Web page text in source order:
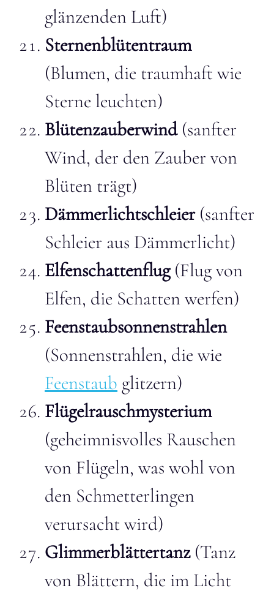
glänzenden Luft)
Sternenblütentraum
(Blumen, die traumhaft wie
Sterne leuchten)
Blütenzauberwind(sanfter
Wind, der den Zauber von
Blüten trägt)
Dämmerlichtschleier(sanfter
Schleier aus Dämmerlicht)
Elfenschattenflug(Flug von
Elfen, die Schatten werfen)
Feenstaubsonnenstrahlen
(Sonnenstrahlen, die wie
Feenstaub glitzern)
Flügelrauschmysterium
(geheimnisvolles Rauschen
von Flügeln, was wohl von
den Schmetterlingen
verursacht wird)
Glimmerblättertanz(Tanz
von Blättern, die im Licht